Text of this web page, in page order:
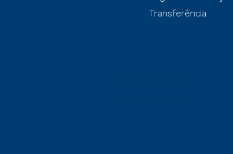
Transferência